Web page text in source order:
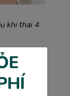
khi thai 4
nhi 5
triển